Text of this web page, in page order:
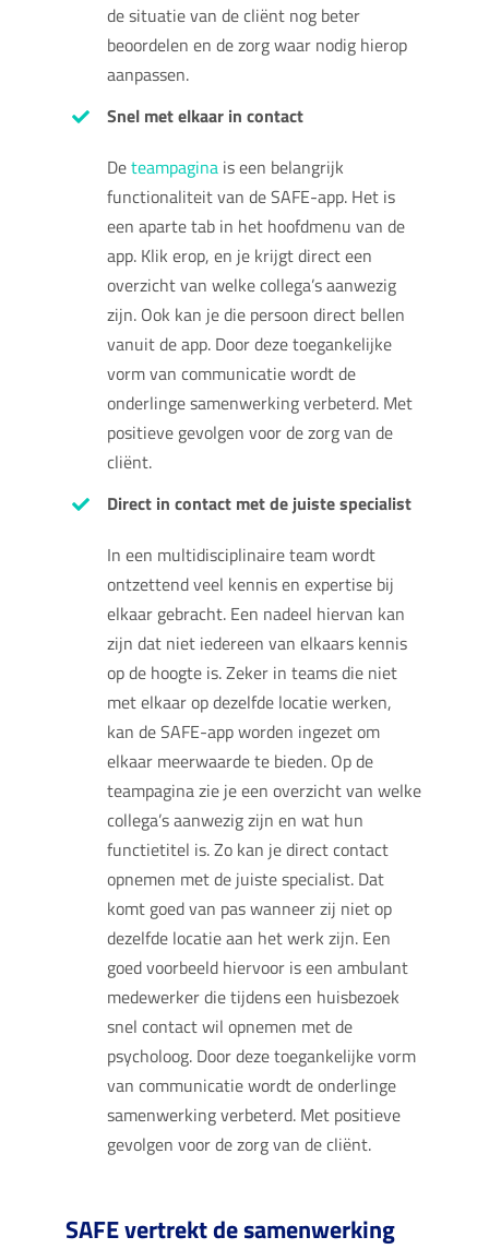
de situatie van de cliënt nog beter
beoordelen en de zorg waar nodig hierop
aanpassen.
Snel met elkaar in contact
Deteampagina is een belangrijk
functionaliteit van de SAFE-app. Het is
een aparte tab in het hoofdmenu van de
app. Klik erop, en je krijgt direct een
overzicht van welke collega’s aanwezig
zijn. Ook kan je die persoon direct bellen
vanuit de app. Door deze toegankelijke
vorm van communicatie wordt de
onderlinge samenwerking verbeterd. Met
positieve gevolgen voor de zorg van de
cliënt.
Direct in contact met de juiste specialist
In een multidisciplinaire team wordt
ontzettend veel kennis en expertise bij
elkaar gebracht. Een nadeel hiervan kan
zijn dat niet iedereen van elkaars kennis
op de hoogte is. Zeker in teams die niet
met elkaar op dezelfde locatie werken,
kan de SAFE-app worden ingezet om
elkaar meerwaarde te bieden. Op de
teampagina zie je een overzicht van welke
collega’s aanwezig zijn en wat hun
functietitel is. Zo kan je direct contact
opnemen met de juiste specialist. Dat
komt goed van pas wanneer zij niet op
dezelfde locatie aan het werk zijn. Een
goed voorbeeld hiervoor is een ambulant
medewerker die tijdens een huisbezoek
snel contact wil opnemen met de
psycholoog. Door deze toegankelijke vorm
van communicatie wordt de onderlinge
samenwerking verbeterd. Met positieve
gevolgen voor de zorg van de cliënt.
SAFE vertrekt de samenwerking